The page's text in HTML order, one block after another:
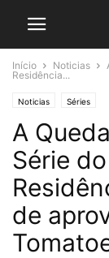
Início Noticias
Residência...
Noticias Séries
A
Série
de